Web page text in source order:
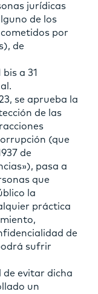
jurídicas
de los
por
de
a 31
se aprueba la
de las
(que
de
pasa a
que
la
práctica
de
sufrir
de evitar dicha
un